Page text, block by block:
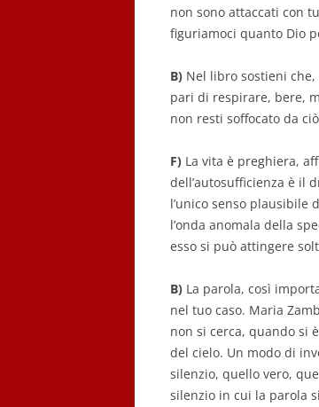
non sono attaccati con
figuriamoci quanto Dio
B) Nel libro sostieni
pari di respirare, bere,
non resti soffocato da
F) La vita è preghiera,
dell’autosufficienza è il
l’unico senso plausibile
l’onda anomala della
esso si può attingere
B) La parola, così
nel tuo caso. Maria
non si cerca, quando si
del cielo. Un modo di
silenzio, quello vero,
silenzio in cui la parola